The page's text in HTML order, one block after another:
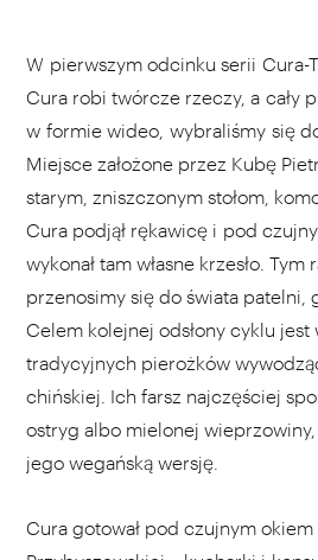
W pierwszym odcinku serii Cura-
Cura robi twórcze rzeczy, a cały
w formie wideo, wybraliśmy się
Miejsce założone przez Kubę
starym, zniszczonym stołom,
Cura podjął rękawicę i pod
wykonał tam własne krzesło.
przenosimy się do świata patelni,
Celem kolejnej odsłony cyklu
tradycyjnych pierożków
chińskiej. Ich farsz najczęściej
ostryg albo mielonej
jego wegańską wersję.
Cura gotował pod czujnym okiem